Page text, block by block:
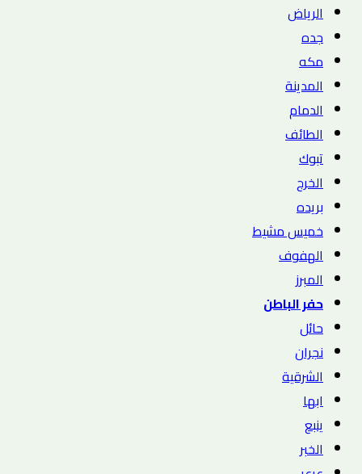
الرياض
جده
مكه
المدينة
الدمام
الطائف
تبوك
الخرج
بريده
خميس مشيط
الهفوف
المبرز
حفر الباطن
حائل
نجران
الشرقية
ابها
ينبع
الخبر